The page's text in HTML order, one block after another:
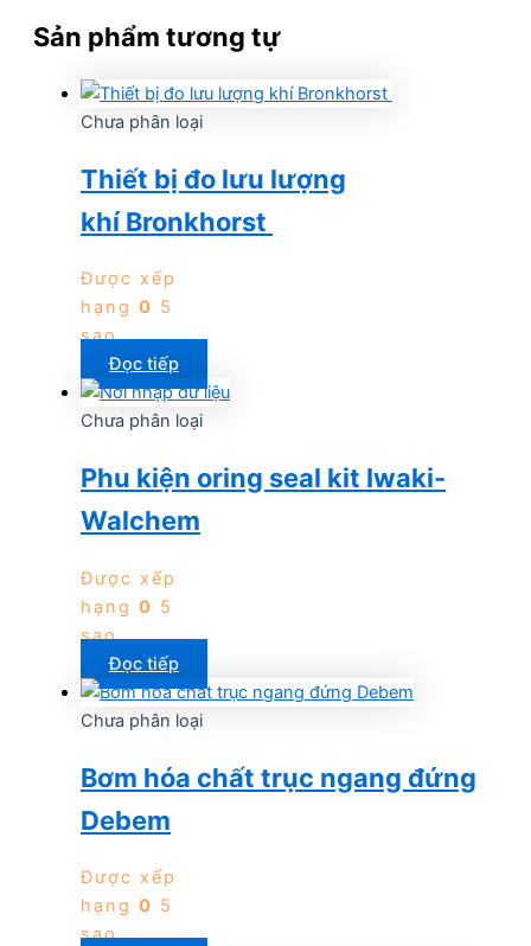
Sản phẩm tương tự
Chưa phân loại
Thiết bị đo lưu lượng
khí Bronkhorst
Được xếp
hạng 0 5
sao
Đọc tiếp
Chưa phân loại
Phu kiện oring seal kit Iwaki-
Walchem
Được xếp
hạng 0 5
sao
Đọc tiếp
Chưa phân loại
Bơm hóa chất trục ngang đứng
Debem
Được xếp
hạng 0 5
sao